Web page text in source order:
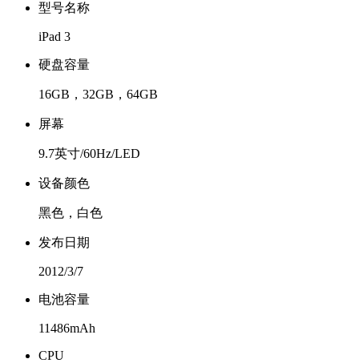
型号名称
iPad 3
硬盘容量
16GB，32GB，64GB
屏幕
9.7英寸/60Hz/LED
设备颜色
黑色，白色
发布日期
2012/3/7
电池容量
11486mAh
CPU